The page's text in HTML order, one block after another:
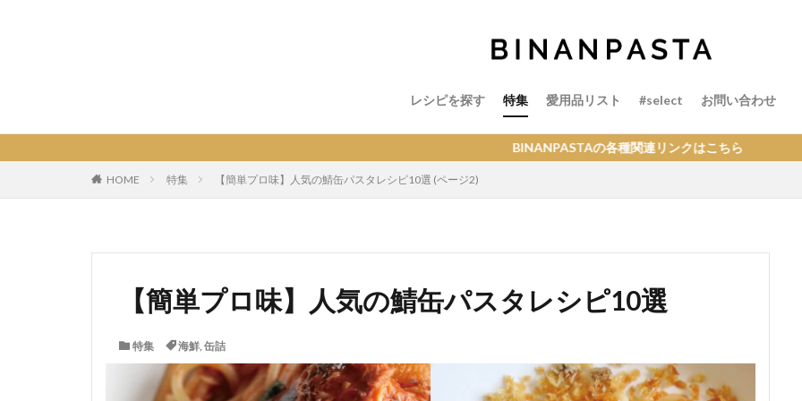
レシピを探す 特集 愛用品リスト #select お問い合わせ
BINANPASTAの各種関連リンクはこちら
HOME 特集 【簡単プロ味】人気の鯖缶パスタレシピ10選 (ページ2)
【簡単プロ味】人気の鯖缶パスタレシピ10選
特集 海鮮, 缶詰